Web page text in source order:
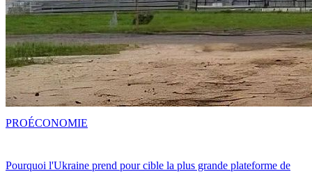
Pourquoi l'Ukraine prend pour cible la plus grande plateforme de
PROÉCONOMIE